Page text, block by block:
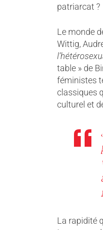
patriarcat ?
Le monde
Wittig,
table » de
féministes
classiques
culturel et
La rapidité